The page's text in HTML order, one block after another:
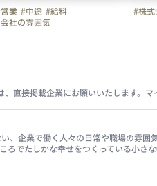
業 #中途 #給料
社の雰囲気
#株式
直接掲載企業にお願いいたします。
企業で働く人々の日常や職場の雰囲
でたしかな幸せをつくっている小さ